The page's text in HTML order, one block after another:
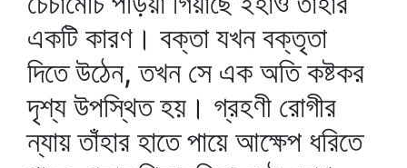
একটি কারণ। বক্তা যখন বক্তৃতা
দিতে উঠেন, তখন সে এক অতি কষ্টকর
দৃশ্য উপস্থিত হয়। গ্রহণী রোগীর
ন্যায় তাঁহার হাতে পায়ে আক্ষেপ ধরিতে